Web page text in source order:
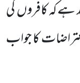
ہے کہ کافروں کی
کا جواب